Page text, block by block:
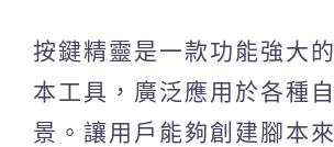
按鍵精靈是一款功能強大
本工具，廣泛應用於各種
景。讓用戶能夠創建腳本